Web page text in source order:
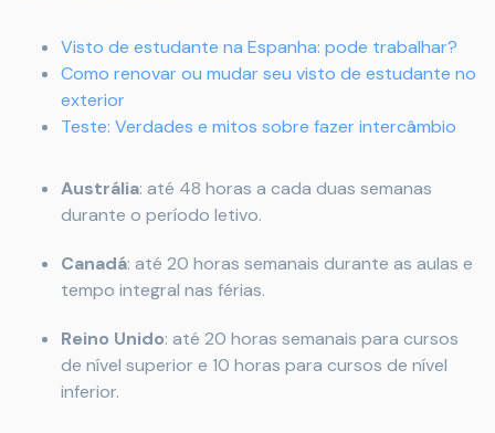
Visto de estudante na Espanha: pode trabalhar?
Como renovar ou mudar seu visto de estudante no
exterior
Teste: Verdades e mitos sobre fazer intercâmbio
Austrália: até 48 horas a cada duas semanas
durante o período letivo.
Canadá: até 20 horas semanais durante as aulas e
tempo integral nas férias.
Reino Unido: até 20 horas semanais para cursos
de nível superior e 10 horas para cursos de nível
inferior.